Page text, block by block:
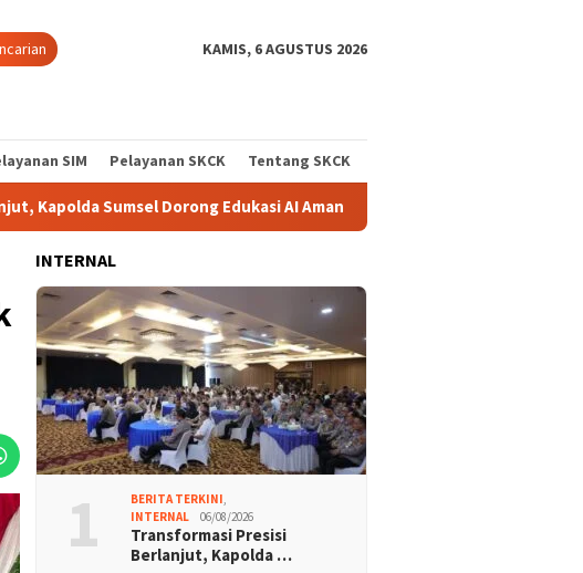
KAMIS, 6 AGUSTUS 2026
SIM Pelayanan SKCK Tentang SKCK
Dorong Edukasi AI Aman dan Bertanggung Jawab di Sekolah
INTERNAL
1 BERITA TERKINI
INTERNAL
06/08/2026
Transformasi Presisi
Berlanjut, Kapolda …